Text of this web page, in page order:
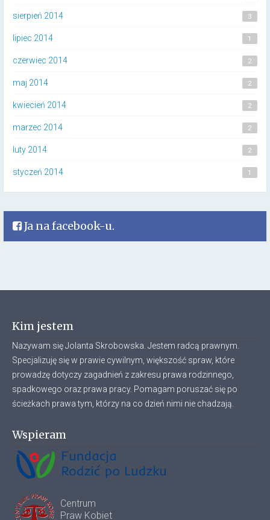
sierpień 2014 3
lipiec 2014 1
czerwiec 2014 2
maj 2014 2
kwiecień 2014 2
marzec 2014 2
luty 2014 2
styczeń 2014 1
Ja na facebook-u.
Kim jestem
Nazywam się Jolanta Skrobowska. Jestem radcą prawnym.
Specjalizuję się w prawie cywilnym, większość spraw, które
prowadzę dotyczy zagadnień z zakresu prawa rodzinnego,
spadkowego oraz prawa pracy. Pomagam poruszać się po
ścieżkach prawa tym, którzy na co dzień nimi nie chadzają.
Wspieram
Centrum
Praw Kobiet